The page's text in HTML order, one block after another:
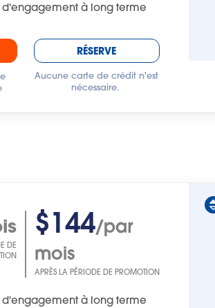
d'engagement à long terme
RÉSERVE
Aucune carte de crédit n'est
nécessaire.
DE
$144/par
mois
APRÈS LA PÉRIODE DE PROMOTION
d'engagement à long terme